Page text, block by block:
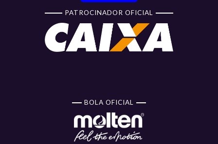
PATROCINADOR OFICIAL
BOLA OFICIAL